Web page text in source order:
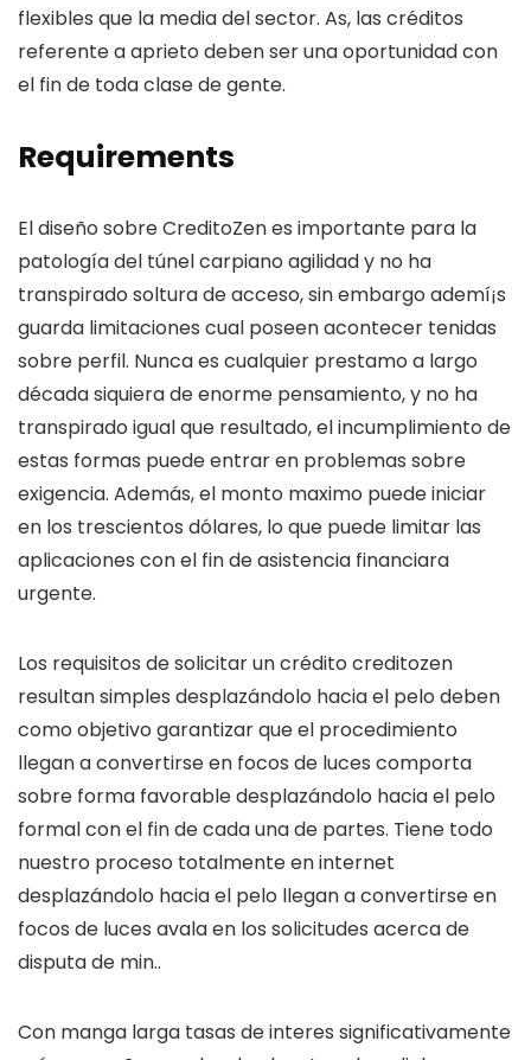
flexibles que la media del sector. As, las créditos
referente a aprieto deben ser una oportunidad con
el fin de toda clase de gente.
Requirements
El diseño sobre CreditoZen es importante para la
patologí­a del túnel carpiano agilidad y no ha
transpirado soltura de acceso, sin embargo ademí¡s
guarda limitaciones cual poseen acontecer tenidas
sobre perfil. Nunca es cualquier prestamo a largo
década siquiera de enorme pensamiento, y no ha
transpirado igual que resultado, el incumplimiento de
estas formas puede entrar en problemas sobre
exigencia. Además, el monto maximo puede iniciar
en los trescientos dólares, lo que puede limitar las
aplicaciones con el fin de asistencia financiara
urgente.
Los requisitos de solicitar un crédito creditozen
resultan simples desplazándolo hacia el pelo deben
como objetivo garantizar que el procedimiento
llegan a convertirse en focos de luces comporta
sobre forma favorable desplazándolo hacia el pelo
formal con el fin de cada una de partes. Tiene todo
nuestro proceso totalmente en internet
desplazándolo hacia el pelo llegan a convertirse en
focos de luces avala en los solicitudes acerca de
disputa de min..
Con manga larga tasas de interes significativamente